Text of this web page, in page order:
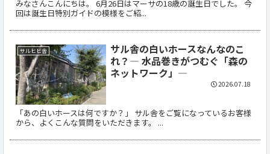
みなさんこんにちは。 6月26日はマーサの18歳の誕生日でした。 今
回は誕生日特別ガイドの模様をご紹...
サルヒヒ舎
サル舎の白いホースなんなのこ
れ？― 水品巻きがつむぐ「森の
ネットワーク」―
「あの白いホースは何ですか？」 サル舎をご覧になっているお客様
から、よくこんな質問をいただきます。 ...
2026.07.18